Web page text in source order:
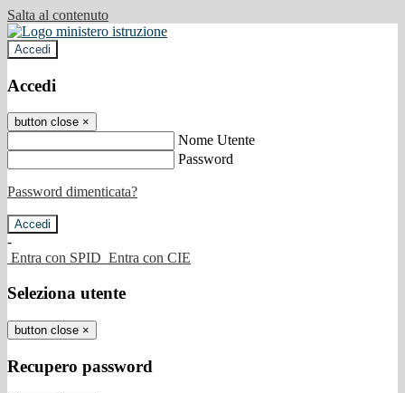
Salta al contenuto
Accedi
Accedi
button close ×
Nome Utente
Password
Password dimenticata?
-
Entra con SPID Entra con CIE
Seleziona utente
button close ×
Recupero password